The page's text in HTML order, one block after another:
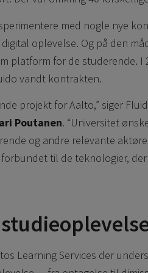
med nogle nye
oplevelse. Og på den
platform for de studerende.
vandt kontrakten.
projekt for Aalto,” siger
Poutanen. “Universitet
og andre relevante
til de teknologier, der
Learning Services der